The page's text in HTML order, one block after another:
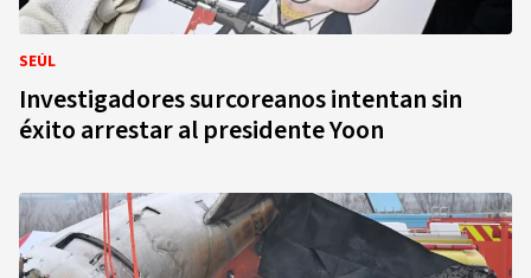
SEÚL
Investigadores surcoreanos intentan sin
éxito arrestar al presidente Yoon